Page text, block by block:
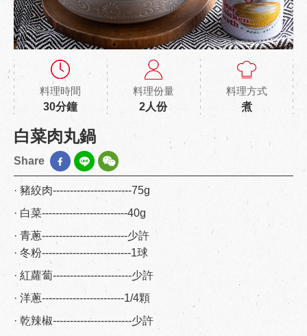
料理時間
30分鐘
料理份量
2人份
料理方式
煮
白菜肉丸鍋
Share
· 豬絞肉-----------------------75g
· 白菜-------------------------40g
· 青蔥-------------------------少許
· 冬粉--------------------------1球
· 紅蘿蔔-----------------------少許
· 洋蔥------------------------1/4顆
· 乾辣椒-----------------------少許